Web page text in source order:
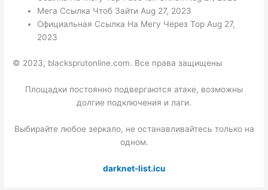
Мега Ссылка Чтоб Зайти Aug 27, 2023
Официальная Ссылка На Мегу Через Тор Aug 27,
2023
© 2023, blacksprutonline.com. Все права защищены
Площадки постоянно подвергаются атаке, возможны
долгие подключения и лаги.
Выбирайте любое зеркало, не останавливайтесь только на
одном.
darknet-list.icu